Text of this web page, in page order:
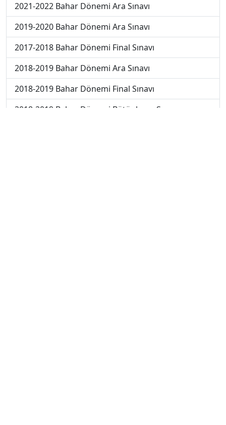
2021-2022 Bahar Dönemi Ara Sınavı
2019-2020 Bahar Dönemi Ara Sınavı
2017-2018 Bahar Dönemi Final Sınavı
2018-2019 Bahar Dönemi Ara Sınavı
2018-2019 Bahar Dönemi Final Sınavı
2018-2019 Bahar Dönemi Bütünleme Sınavı